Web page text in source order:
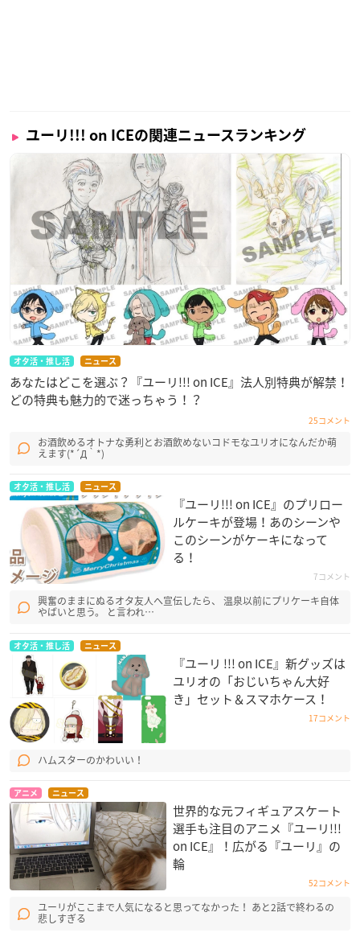
ユーリ!!! on ICEの関連ニュースランキング
オタ活・推し活 ニュース
あなたはどこを選ぶ？『ユーリ!!! on ICE』法人別特典が解禁！
どの特典も魅力的で迷っちゃう！？
25コメント
お酒飲めるオトナな勇利とお酒飲めないコドモなユリオになんだか萌
えます(*´Д｀*)
オタ活・推し活 ニュース
『ユーリ!!! on ICE』のプリロー
ルケーキが登場！あのシーンや
このシーンがケーキになって
る！
7コメント
興奮のままにぬるオタ友人へ宣伝したら、 温泉以前にプリケーキ自体
やばいと思う。 と言われ…
オタ活・推し活 ニュース
『ユーリ !!! on ICE』新グッズは
ユリオの「おじいちゃん大好
き」セット＆スマホケース！
17コメント
ハムスターのかわいい！
アニメ ニュース
世界的な元フィギュアスケート
選手も注目のアニメ『ユーリ!!!
on ICE』！広がる『ユーリ』の
輪
52コメント
ユーリがここまで人気になると思ってなかった！ あと2話で終わるの
悲しすぎる